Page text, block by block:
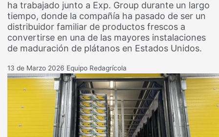
ha trabajado junto a Exp. Group durante un largo
tiempo, donde la compañía ha pasado de ser un
distribuidor familiar de productos frescos a
convertirse en una de las mayores instalaciones
de maduración de plátanos en Estados Unidos.
13 de Marzo 2026 Equipo Redagrícola